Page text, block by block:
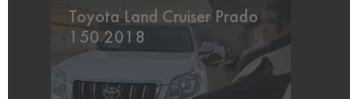
Toyota Land Cruiser Prado
150 2018